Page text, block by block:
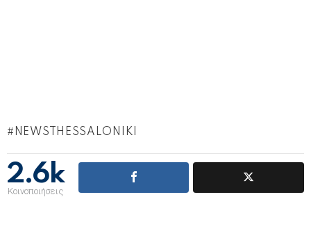
NEWSTHESSALONIKI
2.6k
Κοινοποιήσεις